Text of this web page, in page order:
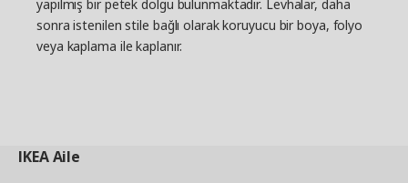
yapılmış bir petek dolgu bulunmaktadır. Levhalar, daha
sonra istenilen stile bağlı olarak koruyucu bir boya, folyo
veya kaplama ile kaplanır.
IKEAAile